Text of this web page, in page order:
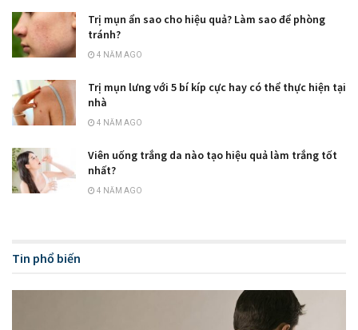
Trị mụn ẩn sao cho hiệu quả? Làm sao để phòng
tránh?
4 NĂM AGO
Trị mụn lưng với 5 bí kíp cực hay có thể thực hiện tại
nhà
4 NĂM AGO
Viên uống trắng da nào tạo hiệu quả làm trắng tốt
nhất?
4 NĂM AGO
Tin phổ biến